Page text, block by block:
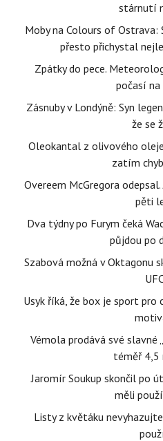
stárnutí
Moby na Colours of
přesto přichystal
Zpátky do pece.
počasí
Zásnuby v Londýně: Syn
že se
Oleokantal z olivového
zatím
Overeem McGregora
pěti
Dva týdny po Furym čeká
půjdou po
Szabová možná v Oktagonu
Usyk říká, že box je sport pro
Vémola prodává své slavné
téměř 4,5
Jaromír Soukup skončil po
měli
Listy z květáku